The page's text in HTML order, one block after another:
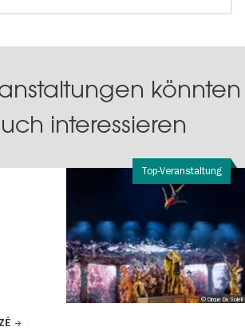
könnten
interessieren
Top-Veranstaltung
© Cirque Du Soleil